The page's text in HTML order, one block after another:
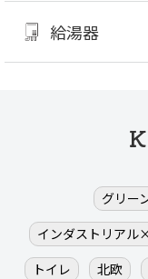
給湯器
グリー
インダストリアル
トイレ
北欧